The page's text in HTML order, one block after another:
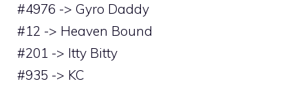
#4976 -> Gyro Daddy
#12 -> Heaven Bound
#201 -> Itty Bitty
#935 -> KC